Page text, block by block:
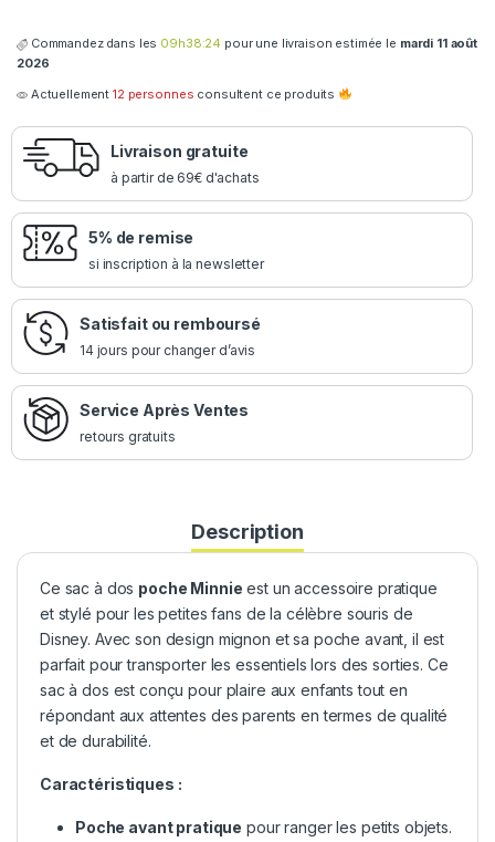
Commandez dans les 09h38:23 pour une livraison estimée le mardi 11 août
2026
Actuellement12 personnes consultent ce produits
Livraison gratuite
à partir de 69€ d'achats
5% de remise
si inscription à la newsletter
Satisfait ou remboursé
14 jours pour changer d’avis
Service Après Ventes
retours gratuits
Description
Ce sac à dos poche Minnie est un accessoire pratique
et stylé pour les petites fans de la célèbre souris de
Disney. Avec son design mignon et sa poche avant, il est
parfait pour transporter les essentiels lors des sorties. Ce
sac à dos est conçu pour plaire aux enfants tout en
répondant aux attentes des parents en termes de qualité
et de durabilité.
Caractéristiques :
Poche avant pratique pour ranger les petits objets.